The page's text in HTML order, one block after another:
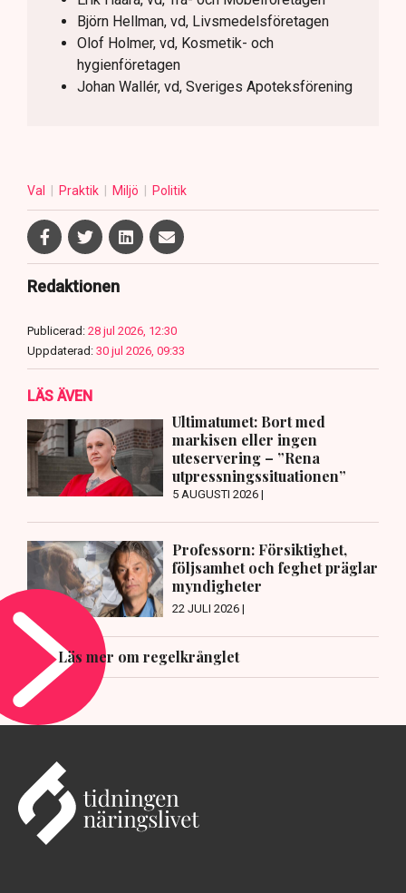
Björn Hellman, vd, Livsmedelsföretagen
Olof Holmer, vd, Kosmetik- och
hygienföretagen
Johan Wallér, vd, Sveriges Apoteksförening
Val Praktik Miljö Politik
Redaktionen
Publicerad: 28 jul 2026, 12:30
Uppdaterad: 30 jul 2026, 09:33
LÄS ÄVEN
Ultimatumet: Bort med
markisen eller ingen
uteservering – ”Rena
utpressningssituationen”
5 AUGUSTI 2026 |
Professorn: Försiktighet,
följsamhet och feghet präglar
myndigheter
22 JULI 2026 |
Läs mer om regelkrånglet